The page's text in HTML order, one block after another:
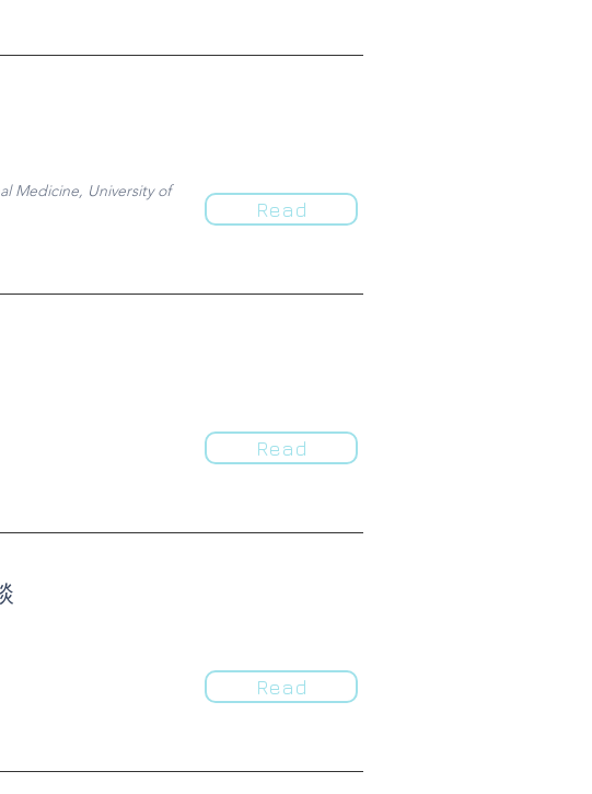
Medicine, University of
Read
Read
Read